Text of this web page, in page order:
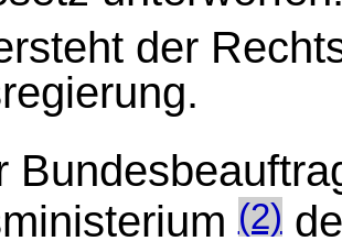
der
(2)